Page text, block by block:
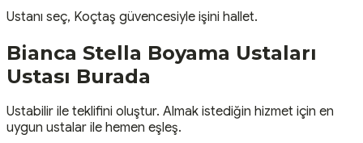
Ustanı seç, Koçtaş güvencesiyle işini hallet.
Bianca Stella Boyama Ustaları
Ustası Burada
Ustabilir ile teklifini oluştur. Almak istediğin hizmet için en
uygun ustalar ile hemen eşleş.